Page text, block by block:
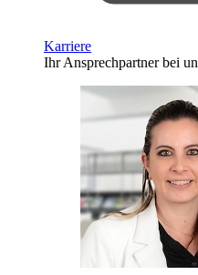
Karriere
Ihr Ansprechpartner bei